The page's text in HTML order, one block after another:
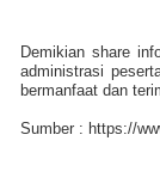
Demikian share
administrasi
bermanfaat dan
Sumber : https://